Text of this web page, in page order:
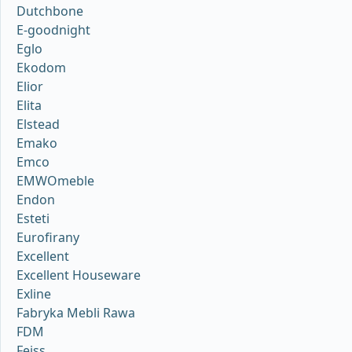
Dutchbone
E-goodnight
Eglo
Ekodom
Elior
Elita
Elstead
Emako
Emco
EMWOmeble
Endon
Esteti
Eurofirany
Excellent
Excellent Houseware
Exline
Fabryka Mebli Rawa
FDM